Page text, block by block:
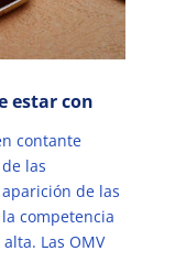
estar con
contante
las
de las
competencia
Las OMV